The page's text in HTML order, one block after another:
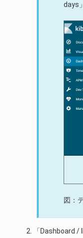
days
図：
「Dashboard